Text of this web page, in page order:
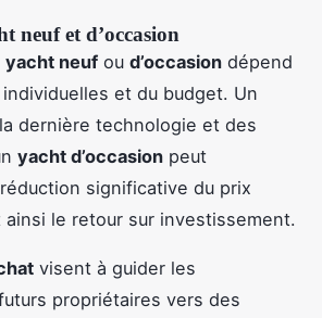
neuf et d’occasion
yacht neuf ou d’occasion dépend
et du budget. Un
dernière technologie et des
yacht d’occasion peut
significative du prix
le retour sur investissement.
visent à guider les
propriétaires vers des